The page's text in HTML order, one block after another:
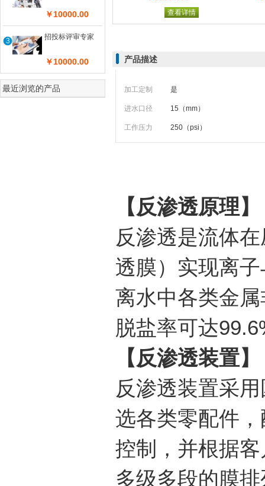
￥10000.00
3 招投标评审专家
￥10000.00
最近浏览的产品
查看详情 查看详情
产品描述
加工定制 是
进水口径 15（mm）
工作压力 250（psi）
【反渗透原理】
反渗透是流体
透膜）实现离
离水中各类金
脱盐率可达
【反渗透装置】
反渗透装置采
选各类零配件
控制，并根据
多级多段的膜